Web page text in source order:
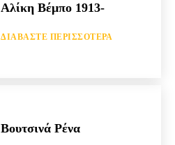
Αλίκη Βέμπο 1913-
ΔΙΑΒΆΣΤΕ ΠΕΡΙΣΣΌΤΕΡΑ
Βουτσινά Ρένα